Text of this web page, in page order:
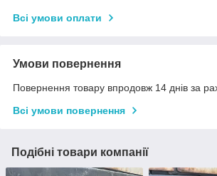
Всі умови оплати
Умови повернення
Повернення товару впродовж 14 днів за
Всі умови повернення
Подібні товари компанії